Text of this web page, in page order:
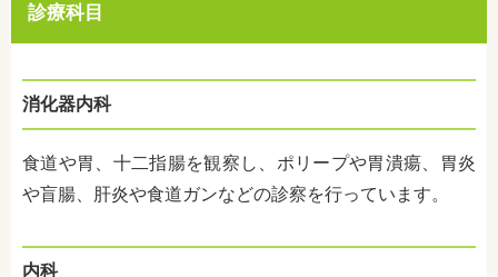
診療科目
消化器内科
食道や胃、十二指腸を観察し、ポリープや胃潰瘍、胃炎
や盲腸、肝炎や食道ガンなどの診察を行っています。
内科